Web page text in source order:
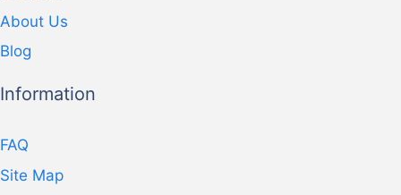
About Us
Blog
Information
FAQ
Site Map